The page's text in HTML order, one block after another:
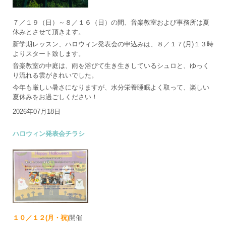
７／１９（日）～８／１６（日）の間、音楽教室および事務所は夏
休みとさせて頂きます。
新学期レッスン、ハロウィン発表会の申込みは、８／１７(月)１３時
よりスタート致します。
音楽教室の中庭は、雨を浴びて生き生きしているシュロと、ゆっく
り流れる雲がきれいでした。
今年も厳しい暑さになりますが、水分栄養睡眠よく取って、楽しい
夏休みをお過ごしください！
2026年07月18日
ハロウィン発表会チラシ
１０／１２(月・祝)開催